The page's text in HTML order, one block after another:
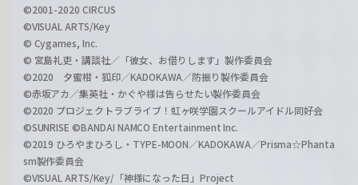
©2001-2020 CIRCUS
©VISUAL ARTS/Key
© Cygames, Inc.
© 宮島礼吏・講談社／「彼女、お借りします」製作委員会
©2020 夕蜜柑・狐印／KADOKAWA／防振り製作委員会
©赤坂アカ／集英社・かぐや様は告らせたい製作委員会
©2020 プロジェクトラブライブ！虹ヶ咲学園スクールアイドル同好会
©SUNRISE ©BANDAI NAMCO Entertainment Inc.
©2019 ひろやまひろし・TYPE-MOON／KADOKAWA／Prisma☆Phanta
sm製作委員会
©VISUAL ARTS/Key/「神様になった日」Project